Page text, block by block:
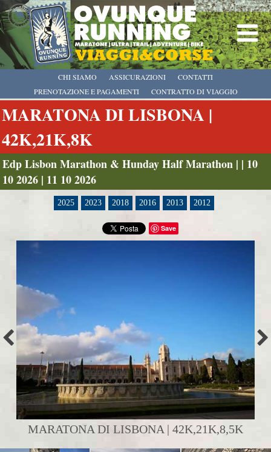
CHI SIAMO
PRENOTAZIONE E PAGAMENTI
CONTRATTO DI VIAGGIO
ASSICURAZIONI CONTATTI
MARATONA DI LISBONA |
42K,21K,8K
Edp Lisbon Marathon & Hunday Half Marathon | | 10
10 2026 | 11 10 2026
2025 2023 2018 2016 2013 2012
Save
MARATONA DI LISBONA | 42K,21K,8,5K